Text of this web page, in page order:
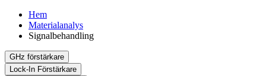
Hem
Materialanalys
Signalbehandling
GHz förstärkare
Lock-In Förstärkare